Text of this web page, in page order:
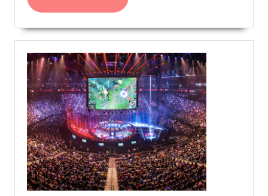
World
Évolution
PC
MORE